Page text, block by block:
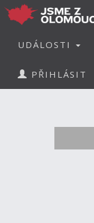
UDÁLOSTI
PŘIHLÁSIT